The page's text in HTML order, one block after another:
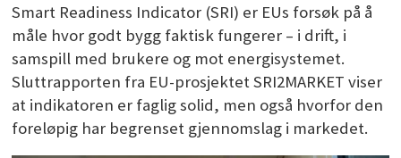
Smart Readiness Indicator (SRI) er EUs forsøk på å
måle hvor godt bygg faktisk fungerer – i drift, i
samspill med brukere og mot energisystemet.
Sluttrapporten fra EU-prosjektet SRI2MARKET viser
at indikatoren er faglig solid, men også hvorfor den
foreløpig har begrenset gjennomslag i markedet.